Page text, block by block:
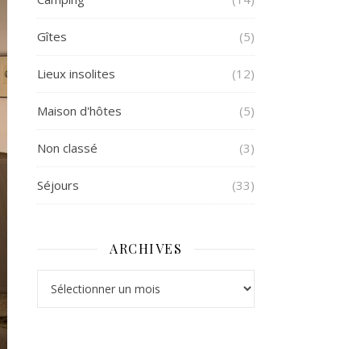
Gîtes (5)
Lieux insolites (12)
Maison d'hôtes (5)
Non classé (3)
Séjours (33)
ARCHIVES